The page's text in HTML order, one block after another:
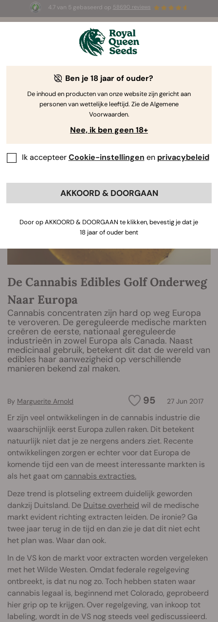
4.7 van 5 gebaseerd op 58690 reviews
3 White Widow Auto zaadjesGRATIS voor de
The RQS Blog
Cannabis Lifestyle Blogs
De Cannabis Edibles Golf Onderweg
Naar Europa
Cannabis concentraten zijn hard op weg Europa
te veroveren. De gereguleerde medische markten
creëren de eerste, nationaal gereguleerde
industrieën in zowel Europa als Canada. Naast
medicinaal gebruik, betekent dit dat de wereld van
edibles haar aanwezigheid op verschillende
manieren bekend zal maken.
95 27 Jun 2017
By Marguerite Arnold
Er zijn veel ontwikkelingen in de cannabis industrie die
waarschijnlijk eerst Europa zullen raken. Dit betekent
natuurlijk niet dat je ze nergens anders ziet. Recente
ontwikkelingen zorgen er echter voor dat Europa de
komende tijd een van de meest interessante markten is
als het gaat om cannabis extracties.
Deze trend is plotseling extreem duidelijk geworden
dankzij Duitsland. De Duitse overheid wil de medische
markt evident richting extracten leiden. De ironie? Ga
twee jaar terug in de tijd en dan zie je dat dit niet echt
het plan was. Waar dan ook.
In de VS kon de markt voor extracten worden vergeleken
met het Wilde Westen. Omdat federale regelgeving
ontbreekt, is dat nu nog zo. Toch hebben staten waar
cannabis legaal is, beginnend met Colorado, geprobeerd
hier grip op te krijgen. Over regelgeving, van inkoop tot
labeling, wordt in de VS nog steeds veel gediscussieerd.
Ben je 18 jaar of ouder?
De inhoud en producten van onze website zijn gericht aan
personen van wettelijke leeftijd. Zie de Algemene
Voorwaarden.
Nee, ik ben geen 18+
Ik accepteerCookie-instellingen en privacybeleid
AKKOORD & DOORGAAN
Door op AKKOORD & DOORGAAN te klikken, bevestig je dat je
18 jaar of ouder bent